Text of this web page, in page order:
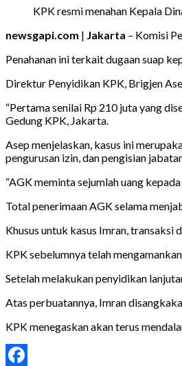
KPK resmi menahan Kepala
newsgapi.com | Jakarta – Komisi
Penahanan ini terkait dugaan suap
Direktur Penyidikan KPK, Brigjen
“Pertama senilai Rp 210 juta yang
Gedung KPK, Jakarta.
Asep menjelaskan, kasus ini
pengurusan izin, dan pengisian
“AGK meminta sejumlah uang
Total penerimaan AGK selama
Khusus untuk kasus Imran,
KPK sebelumnya telah
Setelah melakukan penyidikan
Atas perbuatannya, Imran
KPK menegaskan akan terus